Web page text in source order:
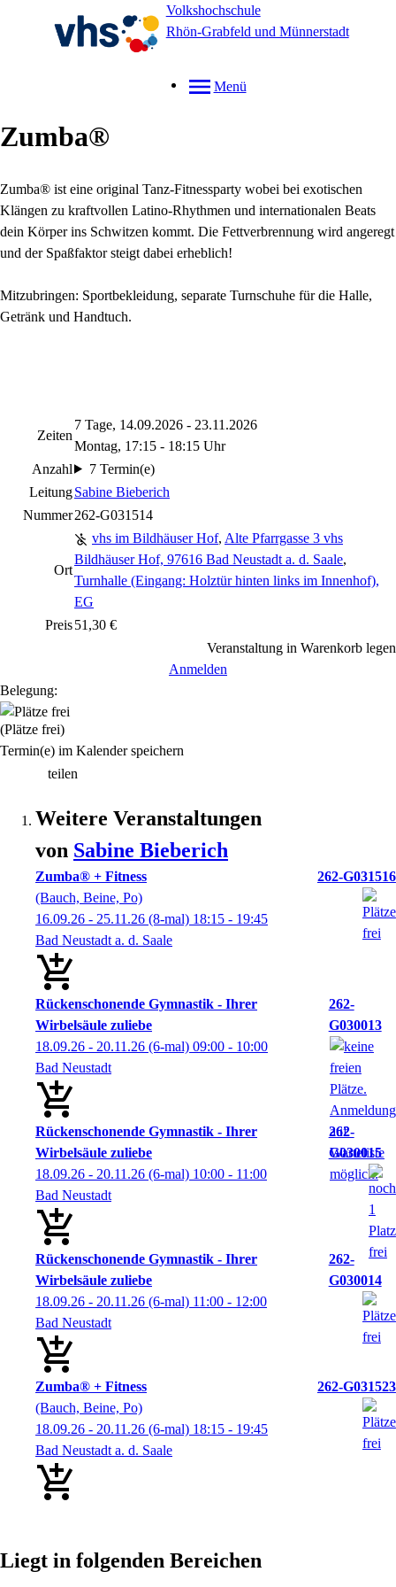
Volkshochschule
Rhön-Grabfeld und Münnerstadt
Menü
Zumba®
Zumba® ist eine original Tanz-Fitnessparty wobei bei exotischen
Klängen zu kraftvollen Latino-Rhythmen und internationalen Beats
dein Körper ins Schwitzen kommt. Die Fettverbrennung wird angeregt
und der Spaßfaktor steigt dabei erheblich!
Mitzubringen: Sportbekleidung, separate Turnschuhe für die Halle,
Getränk und Handtuch.
Zeiten
7 Tage, 14.09.2026 - 23.11.2026
Montag, 17:15 - 18:15 Uhr
Anzahl
7 Termin(e)
LeitungSabine Bieberich
Nummer262-G031514
Ort
vhs im Bildhäuser Hof, Alte Pfarrgasse 3 vhs
Bildhäuser Hof, 97616 Bad Neustadt a. d. Saale,
Turnhalle (Eingang: Holztür hinten links im Innenhof),
EG
Preis51,30 €
Veranstaltung in Warenkorb legen
Anmelden
Belegung:
(Plätze frei)
Termin(e) im Kalender speichern
teilen
Weitere Veranstaltungen
von Sabine Bieberich
Zumba® + Fitness
262-G031516
(Bauch, Beine, Po)
16.09.26 - 25.11.26 (8-mal) 18:15 - 19:45
Bad Neustadt a. d. Saale
Rückenschonende Gymnastik - Ihrer
Wirbelsäule zuliebe
262-
G030013
18.09.26 - 20.11.26 (6-mal) 09:00 - 10:00
Bad Neustadt
Rückenschonende Gymnastik - Ihrer
Wirbelsäule zuliebe
262-
G030015
18.09.26 - 20.11.26 (6-mal) 10:00 - 11:00
Bad Neustadt
Rückenschonende Gymnastik - Ihrer
Wirbelsäule zuliebe
262-
G030014
18.09.26 - 20.11.26 (6-mal) 11:00 - 12:00
Bad Neustadt
Zumba® + Fitness
262-G031523
(Bauch, Beine, Po)
18.09.26 - 20.11.26 (6-mal) 18:15 - 19:45
Bad Neustadt a. d. Saale
Liegt in folgenden Bereichen